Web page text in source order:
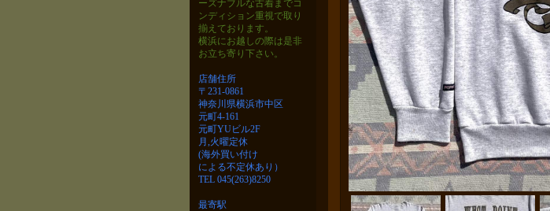
ーズナブルな古着までコ
ンディション重視で取り
揃えております。
横浜にお越しの際は是非
お立ち寄り下さい。
店舗住所
〒231-0861
神奈川県横浜市中区
元町4-161
元町YUビル2F
月,火曜定休
(海外買い付け
による不定休あり）
TEL 045(263)8250
最寄駅